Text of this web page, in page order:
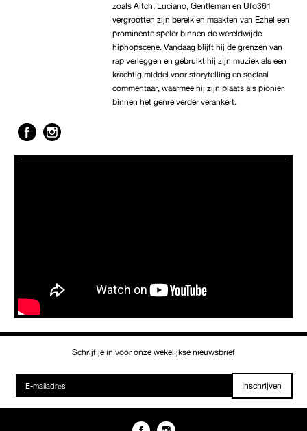
zoals Aitch, Luciano, Gentleman en Ufo361
vergrootten zijn bereik en maakten van Ezhel een
prominente speler binnen de wereldwijde
hiphopscene. Vandaag blijft hij de grenzen van
rap verleggen en gebruikt hij zijn muziek als een
krachtig middel voor storytelling en sociaal
commentaar, waarmee hij zijn plaats als pionier
binnen het genre verder verankert.
Schrijf je in voor onze wekelijkse nieuwsbrief
Inschrijven